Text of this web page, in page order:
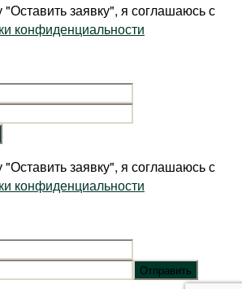
заявку", я соглашаюсь с
конфиденциальности
заявку", я соглашаюсь с
конфиденциальности